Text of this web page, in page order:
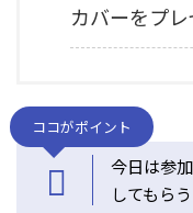
カバーをプ
ココがポイント
今日は参
してもら